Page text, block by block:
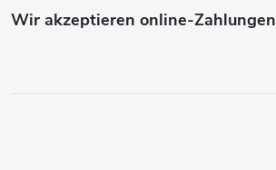
Wir akzeptieren online-Zahlungen